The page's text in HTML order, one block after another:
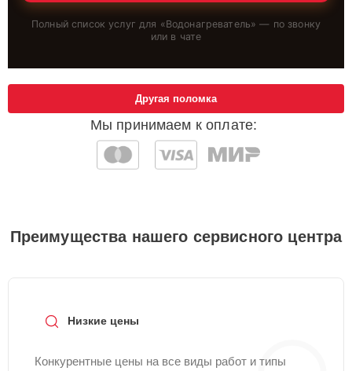
Полный список услуг для «Водонагреватель» — по звонку
или в чате
Мы принимаем к оплате:
Другая поломка
Преимущества нашего сервисного центра
Низкие цены
Конкурентные цены на все виды работ и типы